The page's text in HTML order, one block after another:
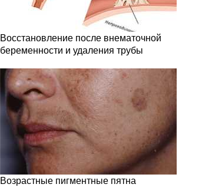
Восстановление после внематочной
беременности и удаления трубы
Возрастные пигментные пятна